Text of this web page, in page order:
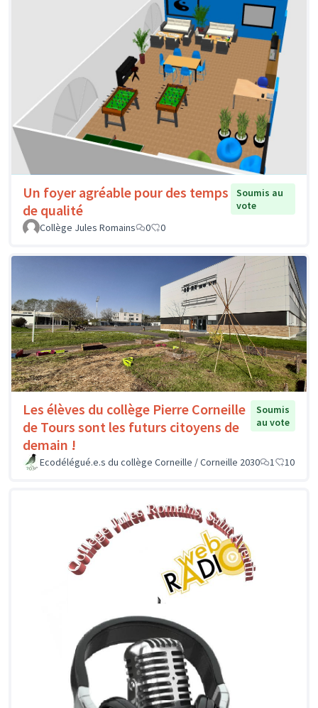
Un foyer agréable pour des temps
de qualité
Soumis au
vote
Collège Jules Romains
0 0
Les élèves du collège Pierre Corneille
de Tours sont les futurs citoyens de
demain !
Soumis
au vote
Ecodélégué.e.s du collège Corneille / Corneille 2030 1 10